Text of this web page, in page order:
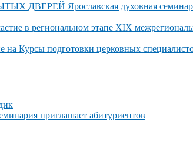
ДВЕРЕЙ Ярославская духовная
в региональном этапе XIX
на Курсы подготовки церковных
приглашает абитуриентов